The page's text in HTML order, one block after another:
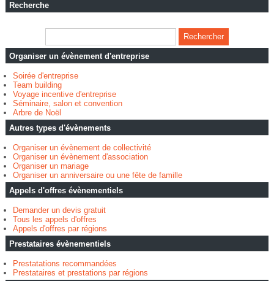
Recherche
Organiser un évènement d'entreprise
Soirée d'entreprise
Team building
Voyage incentive d'entreprise
Séminaire, salon et convention
Arbre de Noël
Autres types d'évènements
Organiser un évènement de collectivité
Organiser un évènement d'association
Organiser un mariage
Organiser un anniversaire ou une fête de famille
Appels d'offres évènementiels
Demander un devis gratuit
Tous les appels d'offres
Appels d'offres par régions
Prestataires évènementiels
Prestatations recommandées
Prestataires et prestations par régions